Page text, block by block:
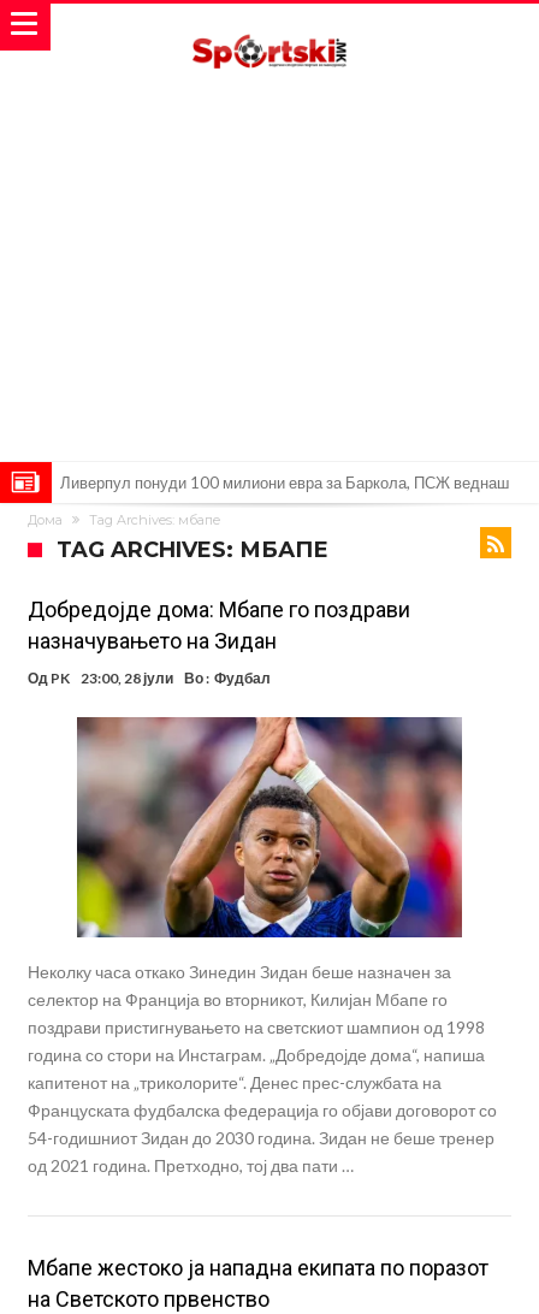
Јувентус се насочил кон напаѓач на Манчестер Јунајтед
Модриќ откри што го натерало да остане во Милан
Арсенал и Њукасл веќе се договорија, Гимарејш заминува
АРСЕНАЛ ГО ЛАДИ ШАМПАЊОТ: Винисиус на праг на Лондон!
Познат е следниот клуб на Душан Влаховиќ!
Решено е: Реал Мадрид го испраќа својот млад талент во Серија
Лукаку бара нов клуб
Тотенхем започна преговори со Гакпо
Дома Tag Archives: мбапе
TAG ARCHIVES: МБАПЕ
Добредојде дома: Мбапе го поздрави
назначувањето на Зидан
Од PK 23:00, 28 јули Во : Фудбал
Неколку часа откако Зинедин Зидан беше назначен за
селектор на Франција во вторникот, Килијан Мбапе го
поздрави пристигнувањето на светскиот шампион од 1998
година со стори на Инстаграм. „Добредојде дома“, напиша
капитенот на „триколорите“. Денес прес-службата на
Француската фудбалска федерација го објави договорот со
54-годишниот Зидан до 2030 година. Зидан не беше тренер
од 2021 година. Претходно, тој два пати …
Мбапе жестоко ја нападна екипата по поразот
на Светското првенство